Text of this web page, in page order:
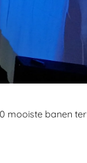
mooiste banen ter